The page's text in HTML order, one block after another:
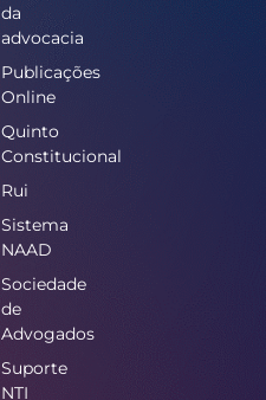
da
advocacia
Publicações
Online
Quinto
Constitucional
Rui
Sistema
NAAD
Sociedade
de
Advogados
Suporte
NTI